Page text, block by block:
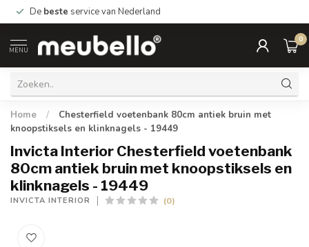
De beste service van Nederland
MENU
0
Home /
Chesterfield voetenbank 80cm antiek bruin met
knoopstiksels en klinknagels - 19449
Invicta Interior Chesterfield voetenbank
80cm antiek bruin met knoopstiksels en
klinknagels - 19449
INVICTA INTERIOR (0)